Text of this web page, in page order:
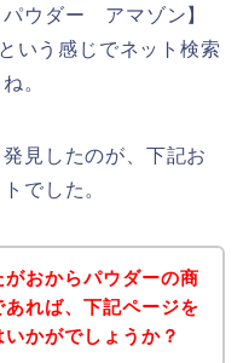
ウダー アマゾン】
いう感じでネット検索
。
見したのが、下記お
でした。
おからパウダーの商
れば、下記ページを
かがでしょうか？